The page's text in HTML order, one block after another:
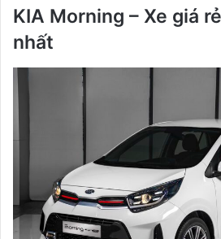
KIA Morning – Xe giá
nhất